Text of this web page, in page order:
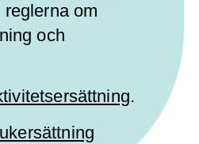
om
och
.